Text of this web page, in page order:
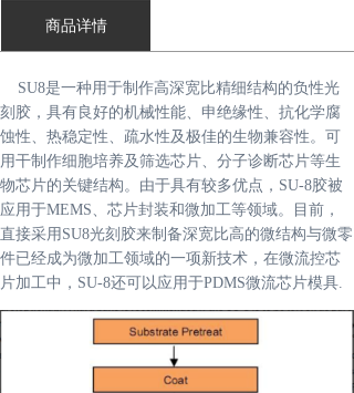
商品详情
SU8是一种用于制作高深宽比精细结构的负性光
刻胶，具有良好的机械性能、申绝缘性、抗化学腐
蚀性、热稳定性、疏水性及极佳的生物兼容性。可
用干制作细胞培养及筛选芯片、分子诊断芯片等生
物芯片的关键结构。由于具有较多优点，SU-8胶被
应用于MEMS、芯片封装和微加工等领域。目前，
直接采用SU8光刻胶来制备深宽比高的微结构与微零
件已经成为微加工领域的一项新技术，在微流控芯
片加工中，SU-8还可以应用于PDMS微流芯片模具.